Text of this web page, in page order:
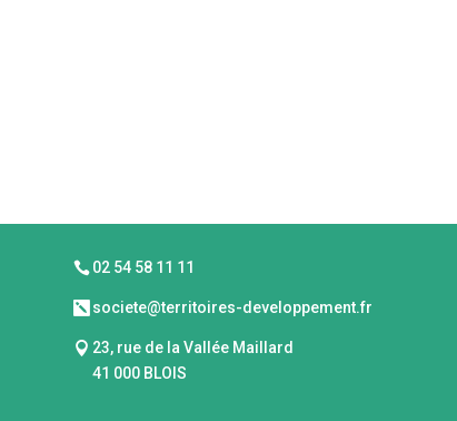
 02 54 58 11 11
 societe@territoires-developpement.fr
 23, rue de la Vallée Maillard
41 000 BLOIS